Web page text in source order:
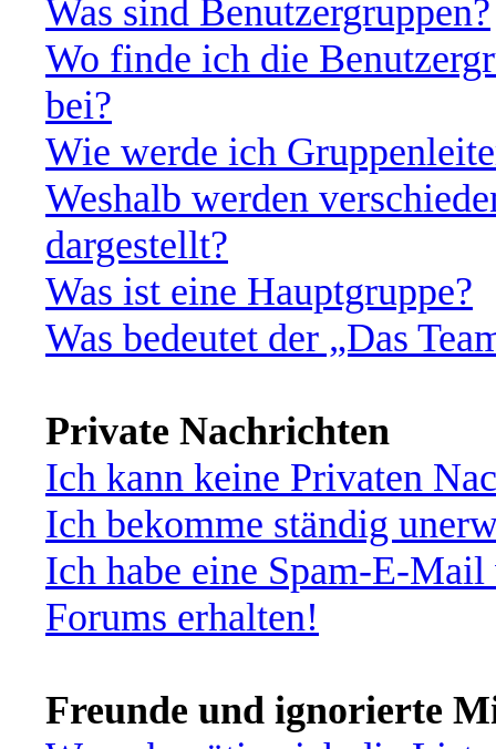
Was sind Benutzergruppen?
Wo finde ich die
bei?
Wie werde ich
Weshalb werden
dargestellt?
Was ist eine Hauptgruppe?
Was bedeutet der „Das
Private Nachrichten
Ich kann keine Privaten
Ich bekomme ständig
Ich habe eine Spam-E-
Forums erhalten!
Freunde und ignorierte